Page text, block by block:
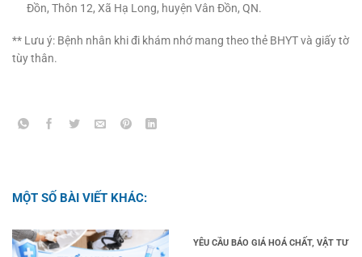
Đồn, Thôn 12, Xã Hạ Long, huyện Vân Đồn, QN.
** Lưu ý: Bệnh nhân khi đi khám nhớ mang theo thẻ BHYT và giấy tờ
tùy thân.
MỘT SỐ BÀI VIẾT KHÁC:
YÊU CẦU BÁO GIÁ HOÁ CHẤT, VẬT TƯ